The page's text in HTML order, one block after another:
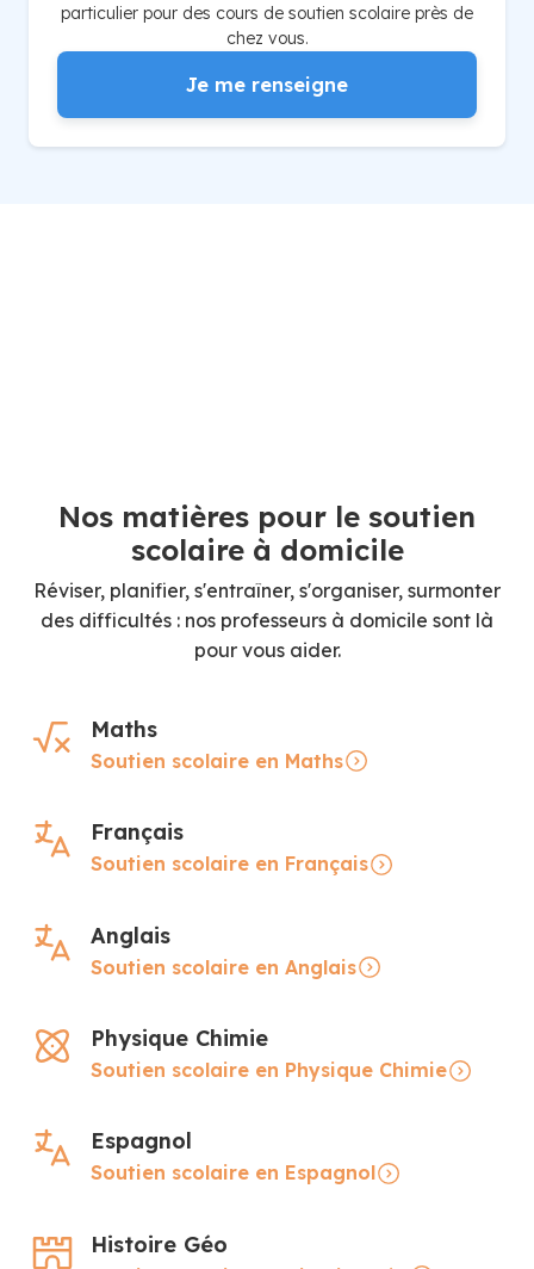
particulier pour des cours de soutien scolaire près de
chez vous.
Je me renseigne
Nos matières pour le soutien
scolaire à domicile
Réviser, planifier, s'entraîner, s'organiser, surmonter
des difficultés : nos professeurs à domicile sont là
pour vous aider.
Maths
Soutien scolaire en Maths
Français
Soutien scolaire en Français
Anglais
Soutien scolaire en Anglais
Physique Chimie
Soutien scolaire en Physique Chimie
Espagnol
Soutien scolaire en Espagnol
Histoire Géo